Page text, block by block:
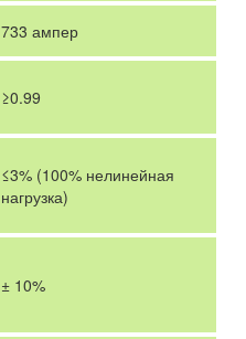
733 ампер
≥0.99
≤3% (100% нелинейная
нагрузка)
± 10%